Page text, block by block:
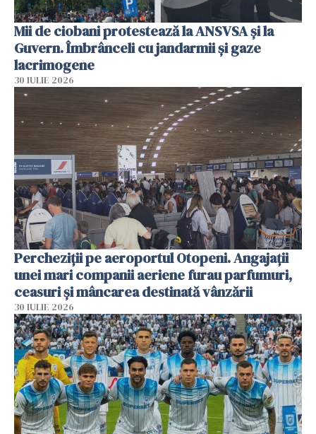
Mii de ciobani protestează la ANSVSA și la
Guvern. Îmbrânceli cu jandarmii și gaze
lacrimogene
30 IULIE 2026
Percheziții pe aeroportul Otopeni. Angajații
unei mari companii aeriene furau parfumuri,
ceasuri și mâncarea destinată vânzării
30 IULIE 2026